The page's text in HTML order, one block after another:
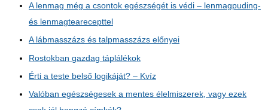
A lenmag még a csontok egészségét is védi – lenmagpuding-
és lenmagtearecepttel
A lábmasszázs és talpmasszázs előnyei
Rostokban gazdag táplálékok
Érti a teste belső logikáját? – Kvíz
Valóban egészségesek a mentes élelmiszerek, vagy ezek